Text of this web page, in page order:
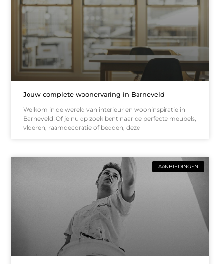
Jouw complete woonervaring in Barneveld
Welkom in de wereld van interieur en wooninspiratie in
Barneveld! Of je nu op zoek bent naar de perfecte meubels,
vloeren, raamdecoratie of bedden, deze
AANBIEDINGEN